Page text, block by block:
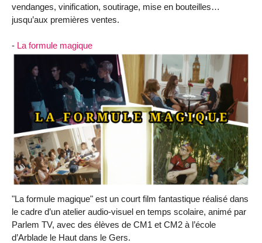
vendanges, vinification, soutirage, mise en bouteilles…
jusqu’aux premières ventes.
- La formule magique
"La formule magique" est un court film fantastique réalisé dans
le cadre d’un atelier audio-visuel en temps scolaire, animé par
Parlem TV, avec des élèves de CM1 et CM2 à l’école
d’Arblade le Haut dans le Gers.